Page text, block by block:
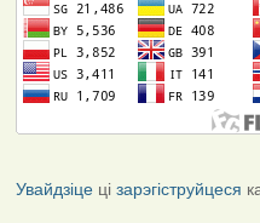
Увайдзіцеці зарэгіструйцеся